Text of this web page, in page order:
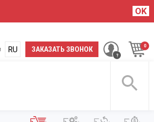
OK
ЗАКАЗАТЬ ЗВОНОК
RU
UA